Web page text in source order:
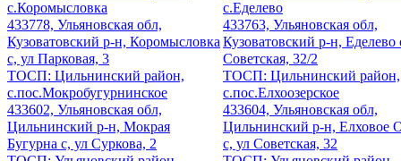
с.Коромысловка
433778, Ульяновская обл,
Кузоватовский р-н, Коромысловка
с, ул Парковая, 3
с.Еделево
433763, Ульяновская обл,
Кузоватовский р-н, Еделево
Советская, 32/2
ТОСП: Цильнинский район,
с.пос.Мокробугурнинское
433602, Ульяновская обл,
Цильнинский р-н, Мокрая
Бугурна с, ул Суркова, 2
ТОСП: Цильнинский район,
с.пос.Елхоозерское
433604, Ульяновская обл,
Цильнинский р-н, Елховое
с, ул Советская, 32